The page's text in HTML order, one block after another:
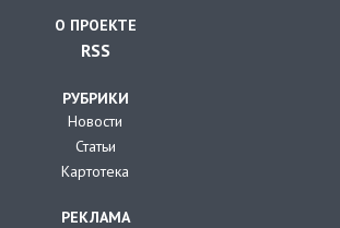
О ПРОЕКТЕ
RSS
РУБРИКИ
Новости
Статьи
Картотека
РЕКЛАМА